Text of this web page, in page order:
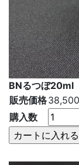
BNるつぼ20ml
販売価格
購入数